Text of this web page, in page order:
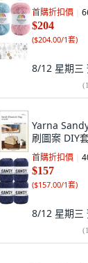
首購折扣價
$204
($204.00/1套)
8/12 星期三
(
Yarna
刷圖案 DIY
首購折扣價
$157
($157.00/1套)
8/12 星期三
(